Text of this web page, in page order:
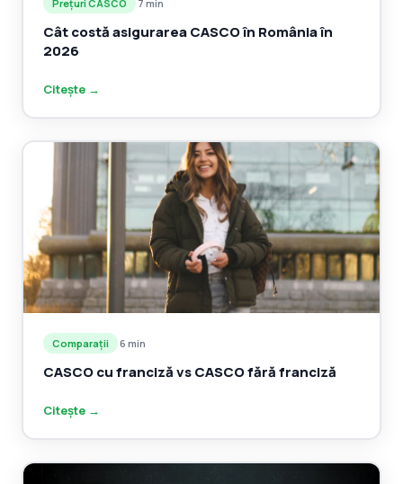
Prețuri CASCO · 7 min
Cât costă asigurarea CASCO în România în
2026
Citește →
Comparații ·6 min
CASCO cu franciză vs CASCO fără franciză
Citește →